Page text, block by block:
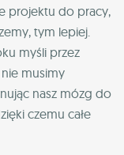
projektu do pracy,
tym lepiej.
myśli przez
musimy
nasz mózg do
czemu całe